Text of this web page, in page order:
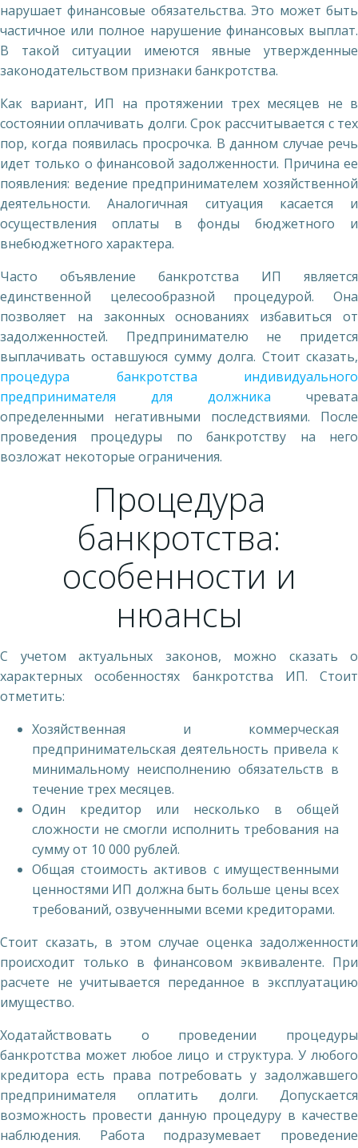
нарушает финансовые обязательства. Это может быть
частичное или полное нарушение финансовых выплат.
В такой ситуации имеются явные утвержденные
законодательством признаки банкротства.
Как вариант, ИП на протяжении трех месяцев не в
состоянии оплачивать долги. Срок рассчитывается с тех
пор, когда появилась просрочка. В данном случае речь
идет только о финансовой задолженности. Причина ее
появления: ведение предпринимателем хозяйственной
деятельности. Аналогичная ситуация касается и
осуществления оплаты в фонды бюджетного и
внебюджетного характера.
Часто объявление банкротства ИП является
единственной целесообразной процедурой. Она
позволяет на законных основаниях избавиться от
задолженностей. Предпринимателю не придется
выплачивать оставшуюся сумму долга. Стоит сказать,
процедура банкротства индивидуального
предпринимателя для должника чревата
определенными негативными последствиями. После
проведения процедуры по банкротству на него
возложат некоторые ограничения.
Процедура
банкротства:
особенности и
нюансы
С учетом актуальных законов, можно сказать о
характерных особенностях банкротства ИП. Стоит
отметить:
Хозяйственная и коммерческая
предпринимательская деятельность привела к
минимальному неисполнению обязательств в
течение трех месяцев.
Один кредитор или несколько в общей
сложности не смогли исполнить требования на
сумму от 10 000 рублей.
Общая стоимость активов с имущественными
ценностями ИП должна быть больше цены всех
требований, озвученными всеми кредиторами.
Стоит сказать, в этом случае оценка задолженности
происходит только в финансовом эквиваленте. При
расчете не учитывается переданное в эксплуатацию
имущество.
Ходатайствовать о проведении процедуры
банкротства может любое лицо и структура. У любого
кредитора есть права потребовать у задолжавшего
предпринимателя оплатить долги. Допускается
возможность провести данную процедуру в качестве
наблюдения. Работа подразумевает проведение